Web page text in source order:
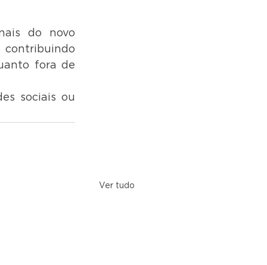
do novo
contribuindo
fora de
sociais ou
Ver tudo